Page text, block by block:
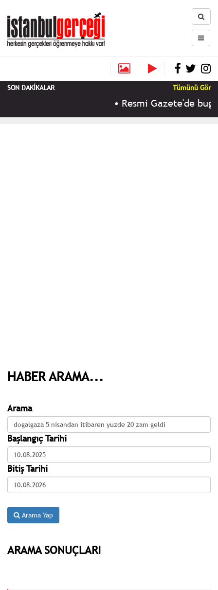
SON DAKİKALAR Tümünü Gör
•Resmi Gazete'de
HABER ARAMA...
Arama
Başlangıç Tarihi
Bitiş Tarihi
Arama Yap
ARAMA SONUÇLARI